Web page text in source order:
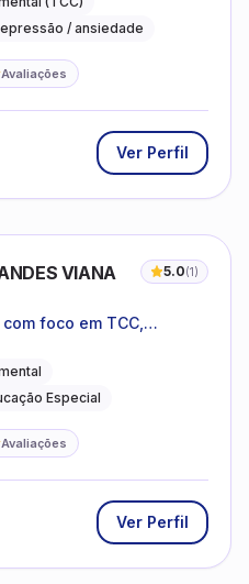
/ ansiedade
Avaliações
Ver Perfil
VIANA 5.0(1)
foco em TCC,
Especial
Avaliações
Ver Perfil